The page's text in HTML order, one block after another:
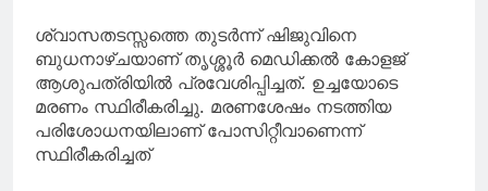
ശ്വാസതടസ്സത്തെ തുടർന്ന് ഷിജുവിനെ
ബുധനാഴ്ചയാണ് തൃശ്ശൂർ മെഡിക്കൽ കോളജ്
ആശുപത്രിയിൽ പ്രവേശിപ്പിച്ചത്. ഉച്ചയോടെ
മരണം സ്ഥിരീകരിച്ചു. മരണശേഷം നടത്തിയ
പരിശോധനയിലാണ് പോസിറ്റീവാണെന്ന്
സ്ഥിരീകരിച്ചത്